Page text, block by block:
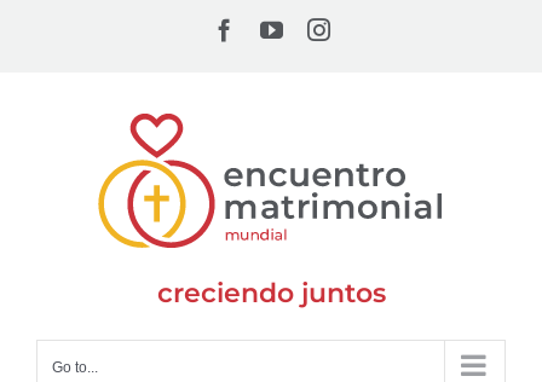
Facebook
YouTubeInstagram
creciendo juntos
Go to...